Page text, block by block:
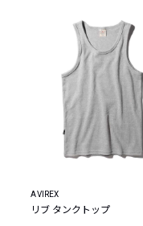
フォーカ
セールお
人気アイ
AVIREX
リブ タンクトップ